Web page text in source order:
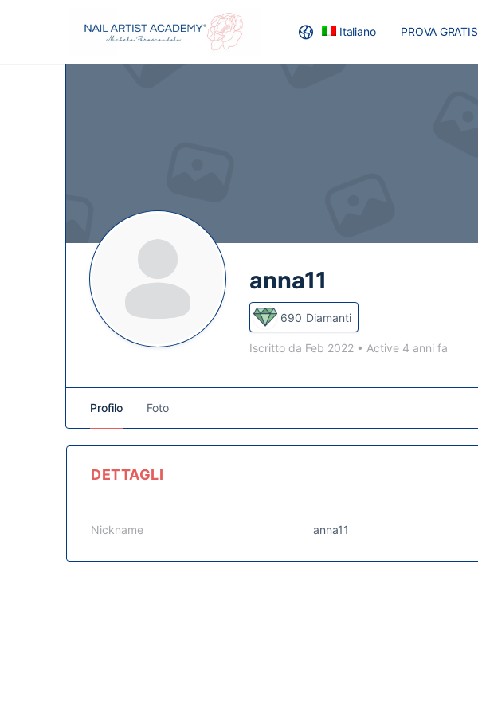
Italiano PROVA GRATIS
anna11
690 Diamanti
Iscritto da Feb 2022 • Active 4 anni fa
Profilo Foto
DETTAGLI
Nickname anna11